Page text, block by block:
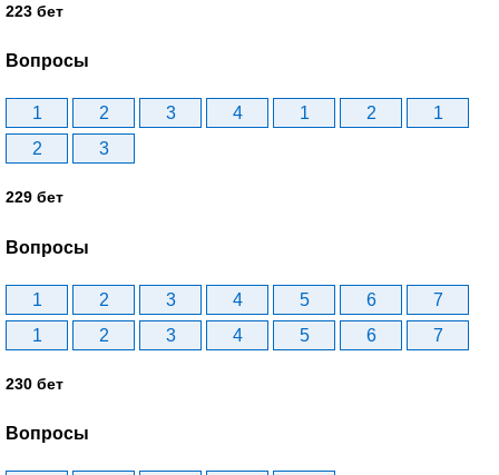
223 бет
Вопросы
1 2 3 4 1 2
1
2
3
229 бет
Вопросы
1 2 3 4 5 6
7
1
2 3 4 5 6 7
230 бет
Вопросы